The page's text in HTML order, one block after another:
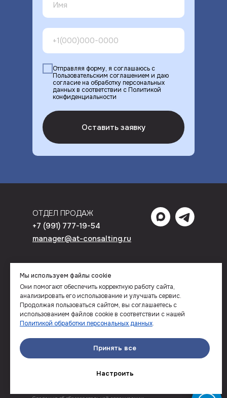
Отправляя форму, я соглашаюсь с
Пользовательским соглашением и даю
согласие на обработку персональных
данных в соответствии с Политикой
конфиденциальности
Оставить заявку
Мы используем файлы cookie
Они помогают обеспечить корректную работу сайта,
анализировать его использование и улучшать сервис.
Продолжая пользоваться сайтом, вы соглашаетесь с
использованием файлов cookie в соответствии с нашей
Политикой обработки персональных данных.
Принять все
Настроить
ОТДЕЛ ПРОДАЖ
+7 (991) 777-19-54
manager@at-consalting.ru
№0000965, регистрационный номер № 1418 от 06.07.2017 г. Юридический адрес:
Курган, ул. Володарского, 65, оф. 414
+7 (3522) 26‒50‒20